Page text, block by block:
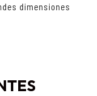
dimensiones